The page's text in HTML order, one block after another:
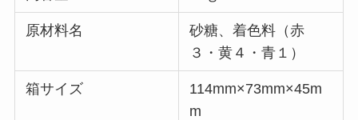
原材料名
砂糖、着色料（赤
３・黄４・青１）
箱サイズ
114mm×73mm×45m
m